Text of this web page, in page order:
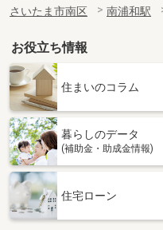
さいたま市南区
南浦和駅
お役立ち情報
住まいのコラム
暮らしのデータ
(補助金・助成金情報)
住宅ローン